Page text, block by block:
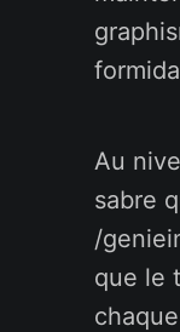
Au
sabre
/
que le